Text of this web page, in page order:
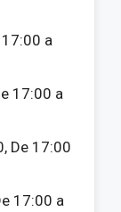
a
17:00 a
De 17:00
17:00 a